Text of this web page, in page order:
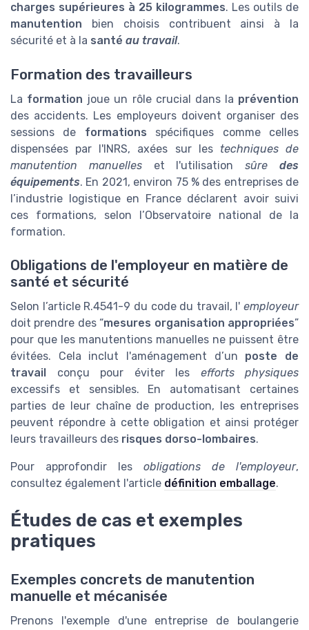
charges supérieures à 25 kilogrammes. Les outils de
manutention bien choisis contribuent ainsi à la
sécurité et à la santé au travail.
Formation des travailleurs
La formation joue un rôle crucial dans la prévention
des accidents. Les employeurs doivent organiser des
sessions de formations spécifiques comme celles
dispensées par l'INRS, axées sur les techniques de
manutention manuelleset l'utilisationsûredes
équipements. En 2021, environ 75 % des entreprises de
l’industrie logistique en France déclarent avoir suivi
ces formations, selon l’Observatoire national de la
formation.
Obligations de l'employeur en matière de
santé et sécurité
Selon l’article R.4541-9 du code du travail, l' employeur
doit prendre des “mesures organisation appropriées”
pour que les manutentions manuelles ne puissent être
évitées. Cela inclut l'aménagement d’un poste de
travail conçu pour éviter les efforts physiques
excessifs et sensibles. En automatisant certaines
parties de leur chaîne de production, les entreprises
peuvent répondre à cette obligation et ainsi protéger
leurs travailleurs des risques dorso-lombaires.
Pour approfondir les obligations de l'employeur,
consultez également l'article définition emballage.
Études de cas et exemples
pratiques
Exemples concrets de manutention
manuelle et mécanisée
Prenons l'exemple d'une entreprise de boulangerie